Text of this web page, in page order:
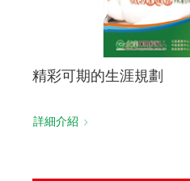
精彩可期的生涯規劃
詳細介紹